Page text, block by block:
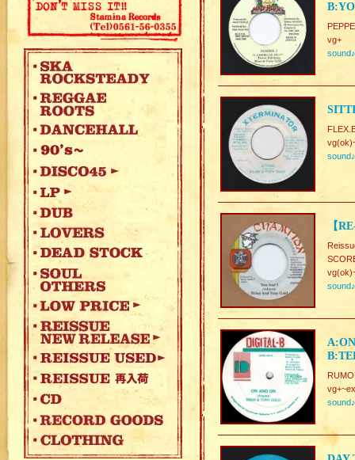
vg+
sound♪
sound♪
【
sound♪
sound♪